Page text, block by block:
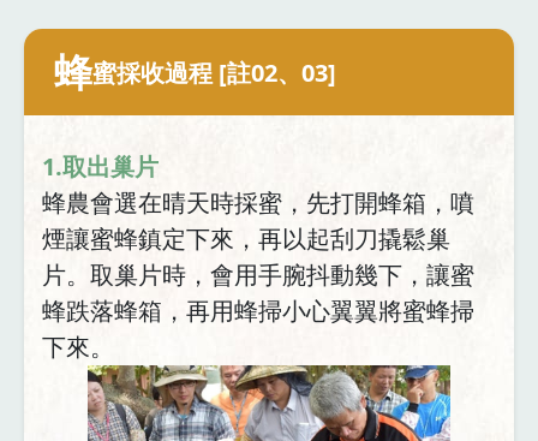
蜂蜜採收過程 [註02、03]
1.取出巢片
蜂農會選在晴天時採蜜，先打開蜂箱，噴
煙讓蜜蜂鎮定下來，再以起刮刀撬鬆巢
片。取巢片時，會用手腕抖動幾下，讓蜜
蜂跌落蜂箱，再用蜂掃小心翼翼將蜜蜂掃
下來。